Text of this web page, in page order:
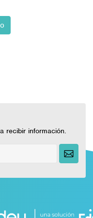
recibir información.